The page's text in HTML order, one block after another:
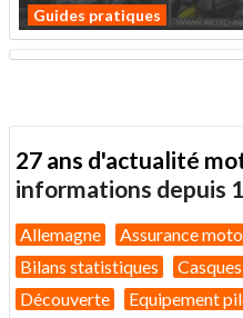
Guides pratiques
27 ans d'actualité
informations depuis
Allemagne Assurance moto
Bilans statistiques
Casques
Découverte
Equipement